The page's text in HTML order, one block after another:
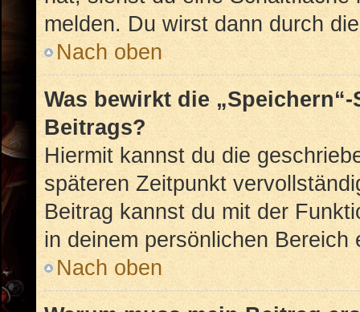
melden. Du wirst dann durch
Nach oben
Was bewirkt die
Beitrags?
Hiermit kannst du die
späteren Zeitpunkt
Beitrag kannst du mit der
in deinem persönlichen Bereich
Nach oben